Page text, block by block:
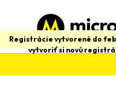
obsah
Registrácie vytvorené do
vytvoriť si novú